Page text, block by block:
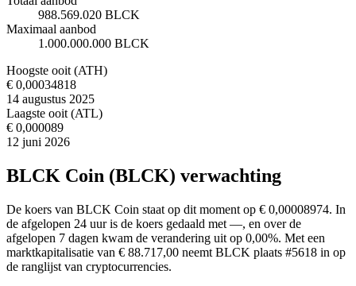
988.569.020 BLCK
Maximaal aanbod
1.000.000.000 BLCK
Hoogste ooit (ATH)
€ 0,00034818
14 augustus 2025
Laagste ooit (ATL)
€ 0,000089
12 juni 2026
BLCK Coin (BLCK) verwachting
De koers van BLCK Coin staat op dit moment op € 0,00008974. In
de afgelopen 24 uur is de koers gedaald met —, en over de
afgelopen 7 dagen kwam de verandering uit op 0,00%. Met een
marktkapitalisatie van € 88.717,00 neemt BLCK plaats #5618 in op
de ranglijst van cryptocurrencies.